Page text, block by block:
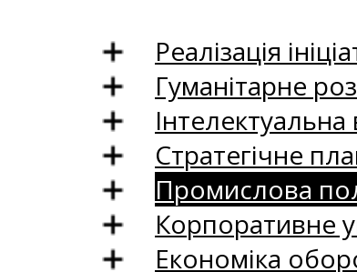
Реалізація
Гуманітарне
Інтелектуальна
Стратегічне
Промислова
Корпоративне
Економіка